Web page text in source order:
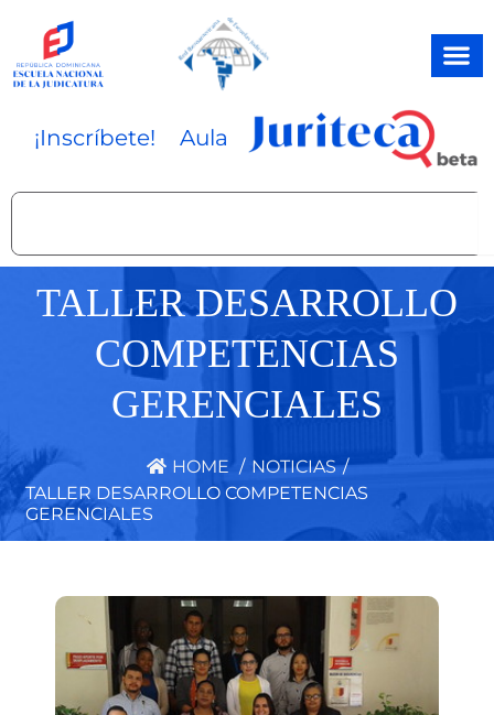
contenido
¡Inscríbete! Aula
Search
TALLER DESARROLLO
COMPETENCIAS
GERENCIALES
HOME / NOTICIAS /
TALLER DESARROLLO COMPETENCIAS
GERENCIALES